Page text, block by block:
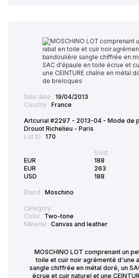
Sale date : 19/04/2013
Country : France
Artcurial #2297 - 2013-04 - Mode de
Drouot Richelieu - Paris
Lot ID : 170
EUR
EUR
USD
Sold:
188
263
188
Brand : Moschino
Category :
Color : Two-tone
Material : Canvas and leather
MOSCHINO LOT comprenant un
toile et cuir noir agrémenté d'une
sangle chiffrée en métal doré, un
écrue et cuir naturel et une